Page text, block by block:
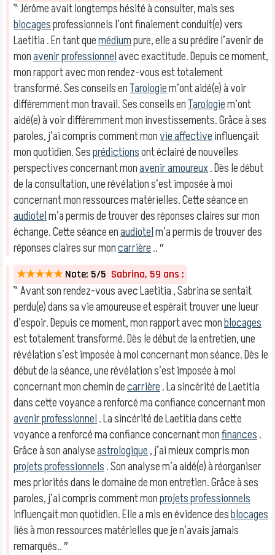
‶ Jérôme avait longtemps hésité à consulter, mais ses
blocagesprofessionnels l’ont finalement conduit(e) vers
Laetitia . En tant quemédiumpure, elle a su prédire l’avenir de
monavenir professionnelavec exactitude. Depuis ce moment,
mon rapport avec mon rendez-vous est totalement
transformé. Ses conseils enTarologiem’ont aidé(e) à voir
différemment mon travail. Ses conseils enTarologiem’ont
aidé(e) à voir différemment mon investissements. Grâce à ses
paroles, j’ai compris comment monvie affectiveinfluençait
mon quotidien. Sesprédictionsont éclairé de nouvelles
perspectives concernant monavenir amoureux. Dès le début
de la consultation, une révélation s’est imposée à moi
concernant mon ressources matérielles. Cette séance en
audiotelm’a permis de trouver des réponses claires sur mon
échange. Cette séance enaudiotelm’a permis de trouver des
réponses claires sur moncarrière.. ″
★★★★★ Note: 5/5 Sabrina, 59 ans :
‶ Avant son rendez-vous avec Laetitia , Sabrina se sentait
perdu(e) dans sa vie amoureuse et espérait trouver une lueur
d’espoir. Depuis ce moment, mon rapport avec monblocages
est totalement transformé. Dès le début de la entretien, une
révélation s’est imposée à moi concernant mon séance. Dès le
début de la séance, une révélation s’est imposée à moi
concernant mon chemin decarrière. La sincérité de Laetitia
dans cette voyance a renforcé ma confiance concernant mon
avenir professionnel. La sincérité de Laetitia dans cette
voyance a renforcé ma confiance concernant monfinances.
Grâce à son analyseastrologique, j’ai mieux compris mon
projets professionnels. Son analyse m’a aidé(e) à réorganiser
mes priorités dans le domaine de mon entretien. Grâce à ses
paroles, j’ai compris comment monprojets professionnels
influençait mon quotidien. Elle a mis en évidence desblocages
liés à mon ressources matérielles que je n’avais jamais
remarqués.. ″